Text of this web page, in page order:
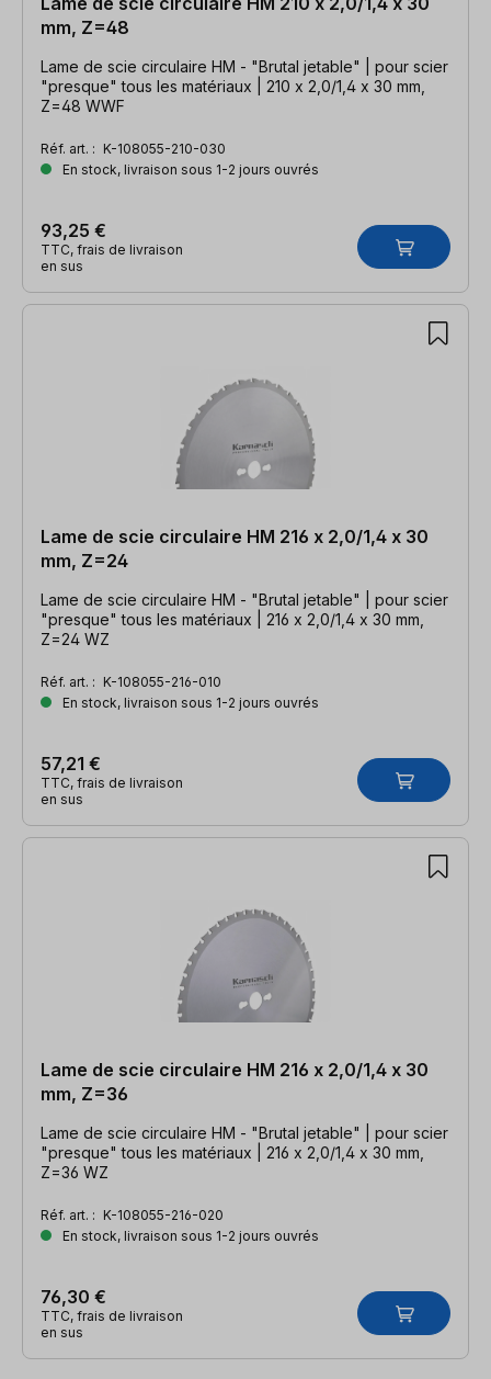
mm, Z=48
Lame de scie circulaire HM - "Brutal jetable" | pour scier
"presque" tous les matériaux | 210 x 2,0/1,4 x 30 mm,
Z=48 WWF
Réf. art. : K-108055-210-030
En stock, livraison sous 1-2 jours ouvrés
93,25 €
TTC, frais de livraison
en sus
Lame de scie circulaire HM 216 x 2,0/1,4 x 30
mm, Z=24
Lame de scie circulaire HM - "Brutal jetable" | pour scier
"presque" tous les matériaux | 216 x 2,0/1,4 x 30 mm,
Z=24 WZ
Réf. art. : K-108055-216-010
En stock, livraison sous 1-2 jours ouvrés
57,21 €
TTC, frais de livraison
en sus
Lame de scie circulaire HM 216 x 2,0/1,4 x 30
mm, Z=36
Lame de scie circulaire HM - "Brutal jetable" | pour scier
"presque" tous les matériaux | 216 x 2,0/1,4 x 30 mm,
Z=36 WZ
Réf. art. : K-108055-216-020
En stock, livraison sous 1-2 jours ouvrés
76,30 €
TTC, frais de livraison
en sus